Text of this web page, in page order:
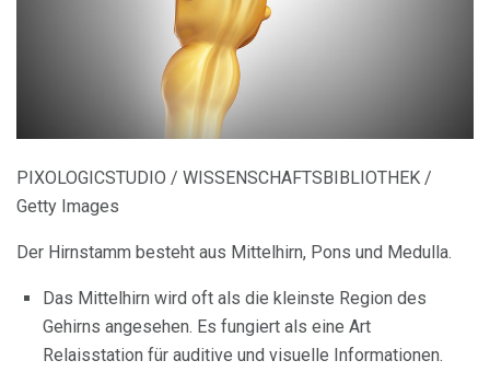
PIXOLOGICSTUDIO / WISSENSCHAFTSBIBLIOTHEK /
Getty Images
Der Hirnstamm besteht aus Mittelhirn, Pons und Medulla.
Das Mittelhirn wird oft als die kleinste Region des
Gehirns angesehen. Es fungiert als eine Art
Relaisstation für auditive und visuelle Informationen.